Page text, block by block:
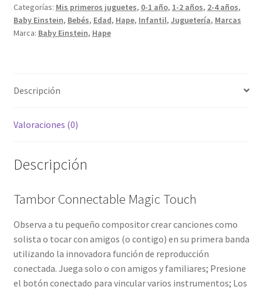
Categorías: Mis primeros juguetes, 0-1 año, 1-2 años, 2-4 años,
Baby Einstein, Bebés, Edad, Hape, Infantil, Juguetería, Marcas
Marca: Baby Einstein, Hape
Descripción
Valoraciones (0)
Descripción
Tambor Connectable Magic Touch
Observa a tu pequeño compositor crear canciones como
solista o tocar con amigos (o contigo) en su primera banda
utilizando la innovadora función de reproducción
conectada. Juega solo o con amigos y familiares; Presione
el botón conectado para vincular varios instrumentos; Los